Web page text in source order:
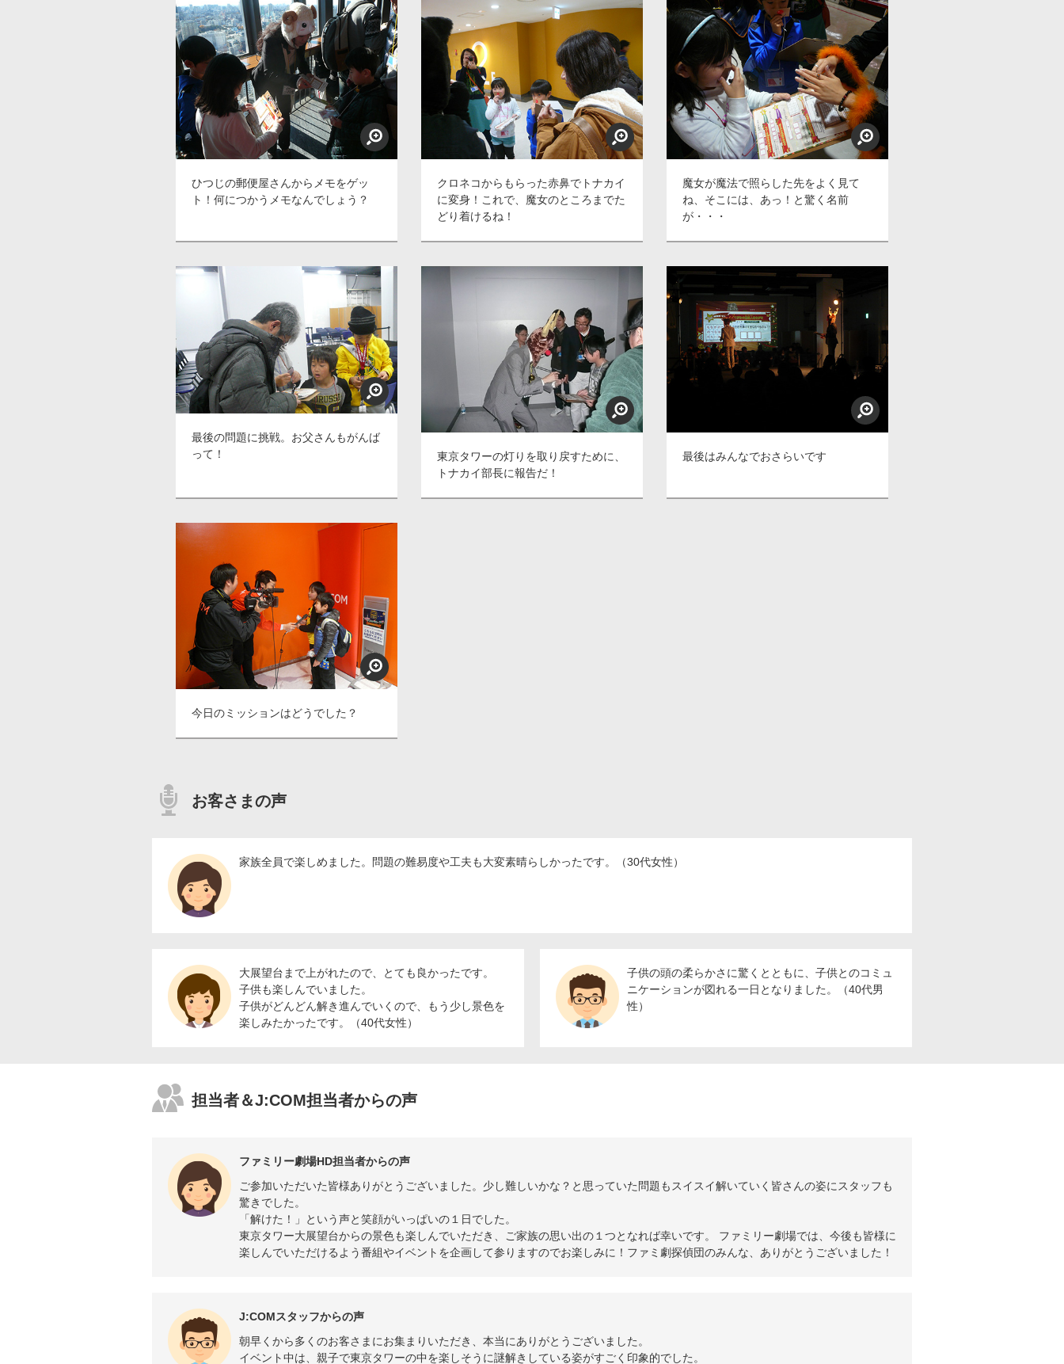
ひつじの郵便屋さんからメモをゲッ
ト！何につかうメモなんでしょう？
クロネコからもらった赤鼻でトナカイ
に変身！これで、魔女のところまでた
どり着けるね！
魔女が魔法で照らした先をよく見て
ね、そこには、あっ！と驚く名前
が・・・
最後の問題に挑戦。お父さんもがんば
って！
東京タワーの灯りを取り戻すために、
トナカイ部長に報告だ！
最後はみんなでおさらいです
今日のミッションはどうでした？
お客さまの声
家族全員で楽しめました。問題の難易度や工夫も大変素晴らしかったです。（30代女性）
大展望台まで上がれたので、とても良かったです。
子供も楽しんでいました。
子供がどんどん解き進んでいくので、もう少し景色を
楽しみたかったです。（40代女性）
子供の頭の柔らかさに驚くとともに、子供とのコミュ
ニケーションが図れる一日となりました。（40代男
性）
担当者＆J:COM担当者からの声
ファミリー劇場HD担当者からの声
ご参加いただいた皆様ありがとうございました。少し難しいかな？と思っていた問題もスイスイ解いていく皆さんの姿にスタッフも
驚きでした。
「解けた！」という声と笑顔がいっぱいの１日でした。
東京タワー大展望台からの景色も楽しんでいただき、ご家族の思い出の１つとなれば幸いです。 ファミリー劇場では、今後も皆様に
楽しんでいただけるよう番組やイベントを企画して参りますのでお楽しみに！ファミ劇探偵団のみんな、ありがとうございました！
J:COMスタッフからの声
朝早くから多くのお客さまにお集まりいただき、本当にありがとうございました。
イベント中は、親子で東京タワーの中を楽しそうに謎解きしている姿がすごく印象的でした。